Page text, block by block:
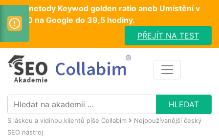
Test metody Keywod golden ratio aneb Umístění v
TOP10 na Google do 39,5 hodiny.
PŘEJÍT NA TEST
S láskou a vidinou klientů píše Collabim
Nejpoužívanější český
SEO nástroj